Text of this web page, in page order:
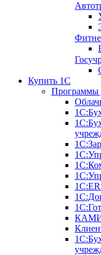
Купить 1С
Программы